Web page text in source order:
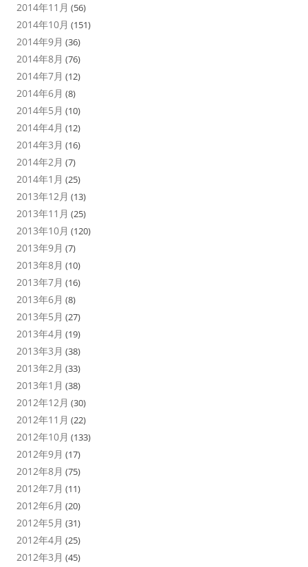
2014年11月 (56)
2014年10月 (151)
2014年9月 (36)
2014年8月 (76)
2014年7月 (12)
2014年6月 (8)
2014年5月 (10)
2014年4月 (12)
2014年3月 (16)
2014年2月 (7)
2014年1月 (25)
2013年12月 (13)
2013年11月 (25)
2013年10月 (120)
2013年9月 (7)
2013年8月 (10)
2013年7月 (16)
2013年6月 (8)
2013年5月 (27)
2013年4月 (19)
2013年3月 (38)
2013年2月 (33)
2013年1月 (38)
2012年12月 (30)
2012年11月 (22)
2012年10月 (133)
2012年9月 (17)
2012年8月 (75)
2012年7月 (11)
2012年6月 (20)
2012年5月 (31)
2012年4月 (25)
2012年3月 (45)